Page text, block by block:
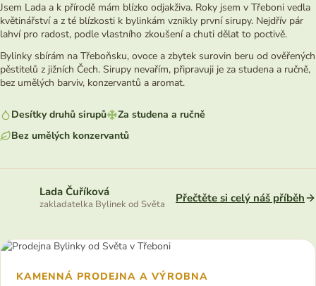
Jsem Lada a k přírodě mám blízko odjakživa. Roky jsem v Třeboni vedla
květinářství a z té blízkosti k bylinkám vznikly první sirupy. Nejdřív pár
lahví pro radost, podle vlastního zkoušení a chuti dělat to poctivě.
Bylinky sbírám na Třeboňsku, ovoce a zbytek surovin beru od ověřených
pěstitelů z jižních Čech. Sirupy nevařím, připravuji je za studena a ručně,
bez umělých barviv, konzervantů a aromat.
Desítky druhů sirupů
Za studena a ručně
Bez umělých konzervantů
Lada Čuříková
zakladatelka Bylinek od Světa Přečtěte si celý náš příběh
KAMENNÁ PRODEJNA A VÝROBNA